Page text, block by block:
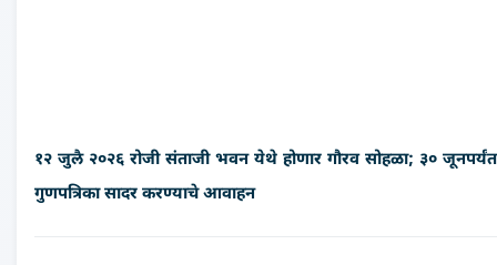
१२ जुलै २०२६ रोजी संताजी भवन येथे होणार गौरव सोहळा; ३० जूनपर्यंत
गुणपत्रिका सादर करण्याचे आवाहन